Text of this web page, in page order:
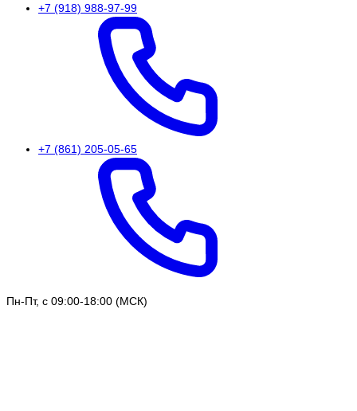
+7 (918) 988-97-99
+7 (861) 205-05-65
Пн-Пт, с 09:00-18:00 (МСК)